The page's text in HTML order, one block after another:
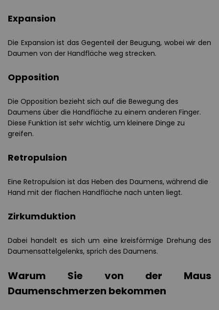
Expansion
Die Expansion ist das Gegenteil der Beugung, wobei wir den
Daumen von der Handfläche weg strecken.
Opposition
Die Opposition bezieht sich auf die Bewegung des
Daumens über die Handfläche zu einem anderen Finger.
Diese Funktion ist sehr wichtig, um kleinere Dinge zu
greifen.
Retropulsion
Eine Retropulsion ist das Heben des Daumens, während die
Hand mit der flachen Handfläche nach unten liegt.
Zirkumduktion
Dabei handelt es sich um eine kreisförmige Drehung des
Daumensattelgelenks, sprich des Daumens.
Warum Sie von der Maus
Daumenschmerzen bekommen